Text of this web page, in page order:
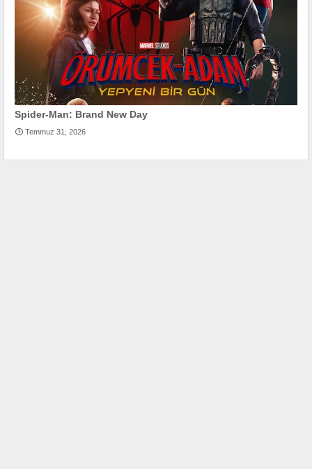
Spider-Man: Brand New Day
Temmuz 31, 2026